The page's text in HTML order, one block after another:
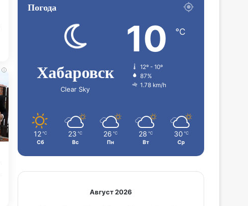
i
Погода
Хабаровск
Clear Sky
10 ℃
12º - 10º
87%
1.78 km/h
12 ℃
Сб
23 ℃
Вс
26 ℃
Пн
28 ℃
Вт
30 ℃
Ср
Август 2026